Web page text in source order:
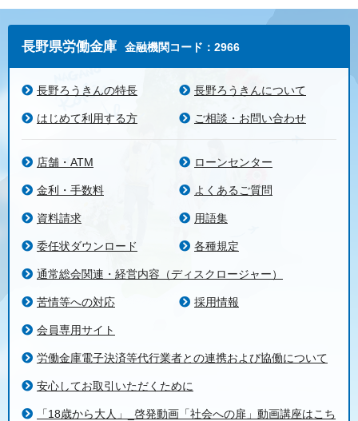
長野県労働金庫 金融機関コード：2966
長野ろうきんの特長 長野ろうきんについて
はじめて利用する方 ご相談・お問い合わせ
店舗・ATM ローンセンター
金利・手数料 よくあるご質問
資料請求 用語集
委任状ダウンロード 各種規定
通常総会関連・経営内容（ディスクロージャー）
苦情等への対応 採用情報
会員専用サイト
労働金庫電子決済等代行業者との連携および協働について
安心してお取引いただくために
「18歳から大人」_啓発動画「社会への扉」動画講座はこち